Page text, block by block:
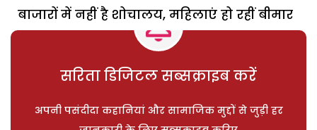
बाजारों में नहीं है शोचालय, महिलाएं हो रहीं बीमार
सरिता डिजिटल सब्सक्राइब करें
अपनी पसंदीदा कहानियां और सामाजिक मुद्दों से जुड़ी हर